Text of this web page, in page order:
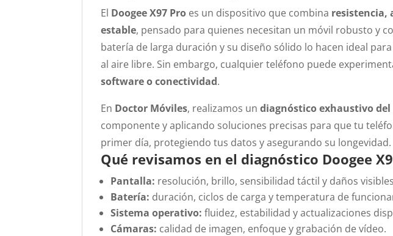
El Doogee X97 Pro es un dispositivo que combina resistencia,
estable, pensado para quienes necesitan un móvil robusto y
batería de larga duración y su diseño sólido lo hacen ideal
al aire libre. Sin embargo, cualquier teléfono puede
software o conectividad.
En Doctor Móviles, realizamos undiagnóstico exhaustivo del
componente y aplicando soluciones precisas para que tu
primer día, protegiendo tus datos y asegurando su longevidad.
Qué revisamos en el diagnóstico Doogee
Pantalla: resolución, brillo, sensibilidad táctil y daños
Batería: duración, ciclos de carga y temperatura de
Sistema operativo: fluidez, estabilidad y actualizaciones
Cámaras: calidad de imagen, enfoque y grabación de vídeo.